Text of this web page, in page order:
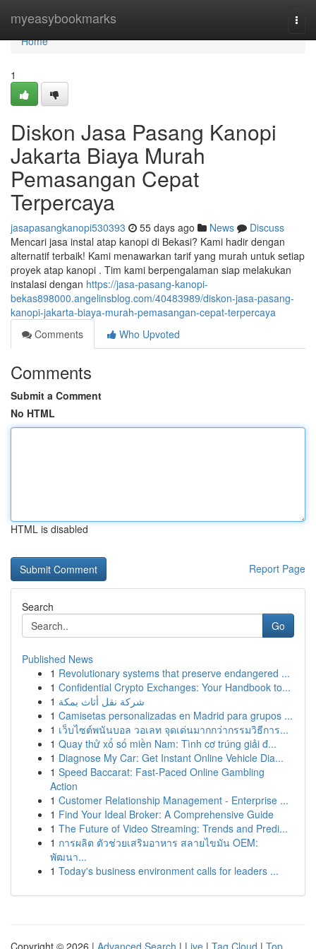
myeasybookmarks
Home
Home
1
Diskon Jasa Pasang Kanopi
Jakarta Biaya Murah
Pemasangan Cepat
Terpercaya
jasapasangkanopi530393 55 days ago News
Discuss
Mencari jasa instal atap kanopi di Bekasi? Kami hadir dengan
alternatif terbaik! Kami menawarkan tarif yang murah untuk setiap
proyek atap kanopi . Tim kami berpengalaman siap melakukan
instalasi dengan https://jasa-pasang-kanopi-
bekas898000.angelinsblog.com/40483989/diskon-jasa-pasang-
kanopi-jakarta-biaya-murah-pemasangan-cepat-terpercaya
Comments
Who Upvoted
Comments
Submit a Comment
No HTML
HTML is disabled
Report Page
Search
Go
Published News
1 Revolutionary systems that preserve endangered ...
1 Confidential Crypto Exchanges: Your Handbook to...
1 شركة نقل أثاث بمكة
1 Camisetas personalizadas en Madrid para grupos ...
1 เว็บไซต์พนันบอล วอเลท จุดเด่นมากกว่ากรรมวิธีการ...
1 Quay thử xổ số miền Nam: Tình cơ trúng giải đ...
1 Diagnose My Car: Get Instant Online Vehicle Dia...
1 Speed Baccarat: Fast-Paced Online Gambling
Action
1 Customer Relationship Management - Enterprise ...
1 Find Your Ideal Broker: A Comprehensive Guide
1 The Future of Video Streaming: Trends and Predi...
1 การผลิต ตัวช่วยเสริมอาหาร สลายไขมัน OEM:
พัฒนา...
1 Today's business environment calls for leaders ...
Copyright © 2026 | Advanced Search | Live | Tag Cloud | Top